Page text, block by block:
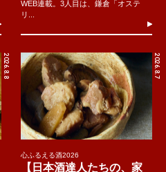
WEB連載。3人目は、鎌倉「オステ
リ...
2026.8.8 2026.8.7
心ふるえる酒2026
【日本酒達人たちの、家